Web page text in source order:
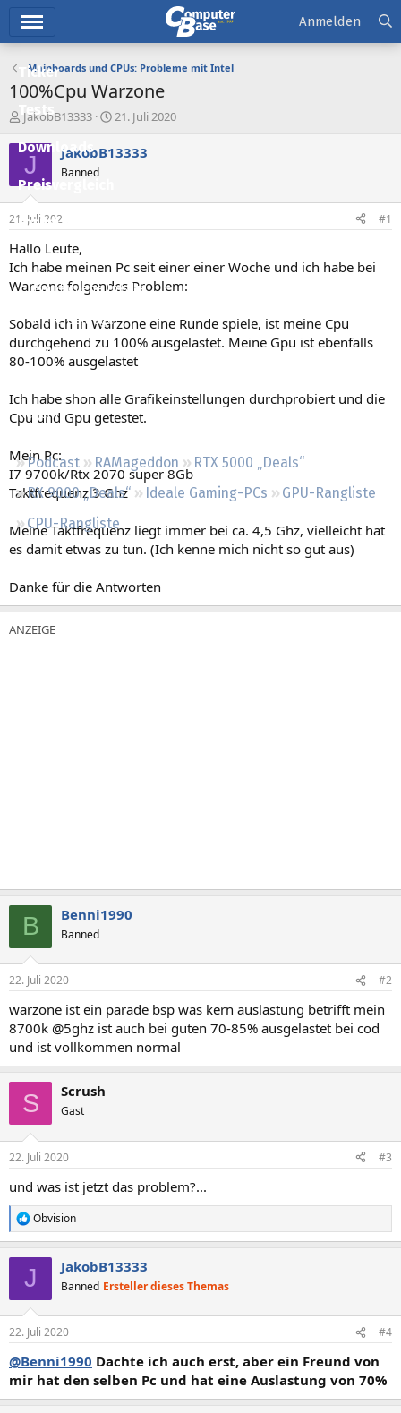
Ticker
Tests
Downloads
Preisvergleich
Forum
Aktuelles
Empfohlene Inhalte
Neue Beiträge
Neueste Aktivitäten
Regeln
Podcast RAMageddon
RTX 5000 „Deals“
RX 9000 „Deals“
Ideale Gaming-PCs
GPU-Rangliste
CPU-Rangliste
Anmelden
Mainboards und CPUs: Probleme mit Intel
100%Cpu Warzone
E
s
e
e
r
JakobB13333
E
s
t
m
21. Juli 2020
J JakobB13333
Banned
21. Juli 2020 #1
Hallo Leute,
Ich habe meinen Pc seit einer einer Woche und ich habe bei
Warzone folgendes Problem:
Sobald ich in Warzone eine Runde spiele, ist meine Cpu
durchgehend zu 100% ausgelastet. Meine Gpu ist ebenfalls
80-100% ausgelastet
Ich habe shon alle Grafikeinstellungen durchprobiert und die
Cpu und Gpu getestet.
Mein Pc:
I7 9700k/Rtx 2070 super 8Gb
Taktfrequenz 3 Ghz
Meine Taktfrequenz liegt immer bei ca. 4,5 Ghz, vielleicht hat
es damit etwas zu tun. (Ich kenne mich nicht so gut aus)
Danke für die Antworten
B Benni1990
Banned
22. Juli 2020 #2
warzone ist ein parade bsp was kern auslastung betrifft mein
8700k @5ghz ist auch bei guten 70-85% ausgelastet bei cod
und ist vollkommen normal
S Scrush
Gast
22. Juli 2020 #3
und was ist jetzt das problem?...
R
e
e
:
Obvision
J JakobB13333
Banned Ersteller dieses Themas
22. Juli 2020 #4
@Benni1990 Dachte ich auch erst, aber ein Freund von
mir hat den selben Pc und hat eine Auslastung von 70%